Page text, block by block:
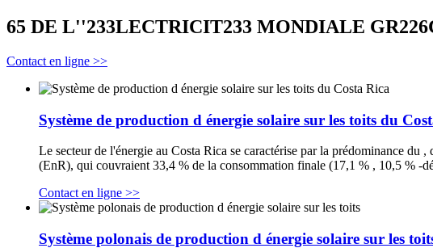
65 DE L''233LECTRICIT233 MONDIALE
Contact en ligne >>
Système de production d énergie solaire sur les toits du
Le secteur de l'énergie au Costa Rica se caractérise par la prédominance du
(EnR), qui couvraient 33,4 % de la consommation finale (17,1 % , 10,5 % -
Contact en ligne >>
Système polonais de production d énergie solaire sur les